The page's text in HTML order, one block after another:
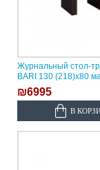
Журнальный стол-
BARI 130 (218)х80
₪6995
В